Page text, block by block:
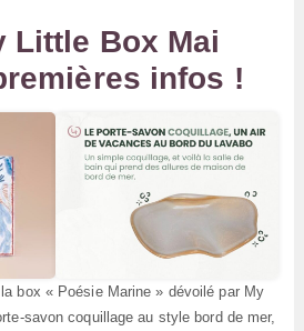
Little Box Mai
infos !
box « Poésie Marine » dévoilé par My
savon coquillage au style bord de mer,